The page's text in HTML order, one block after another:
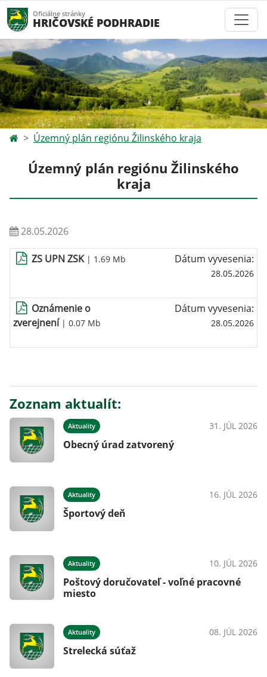
Oficiálne stránky
HRIČOVSKÉ PODHRADIE
Územný plán regiónu Žilinského kraja
Územný plán regiónu Žilinského
kraja
28.05.2026
ZS UPN ZSK| 1.69 Mb Dátum vyvesenia:
28.05.2026
Oznámenie o
zverejnení| 0.07 Mb
Dátum vyvesenia:
28.05.2026
Zoznam aktualít:
Aktuality 31. JÚL 2026
Obecný úrad zatvorený
Aktuality 16. JÚL 2026
Športový deň
Aktuality 10. JÚL 2026
Poštový doručovateľ - voľné pracovné
miesto
Aktuality 08. JÚL 2026
Strelecká súťaž